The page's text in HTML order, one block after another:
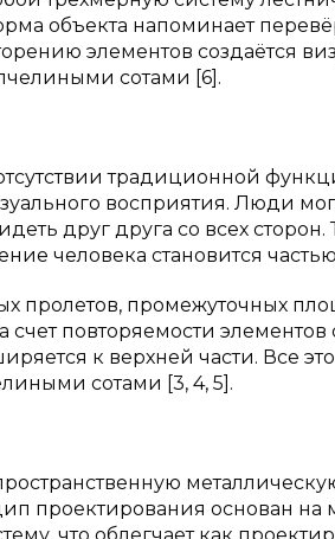
объекта напоминает
элементов создаётся
сотами [6].
традиционной
восприятия. Люди
друг друга со всех сторон.
человека становится
пролетов, промежуточных
повторяемости элементов
к верхней части. Все это
сотами [3, 4, 5].
проектирования основан на